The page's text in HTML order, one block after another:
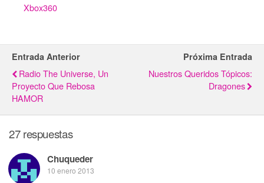
Xbox360
Entrada Anterior
Radio The Universe, Un
Proyecto Que Rebosa
HAMOR
Próxima Entrada
Nuestros Queridos Tópicos:
Dragones
27 respuestas
Chuqueder
10 enero 2013